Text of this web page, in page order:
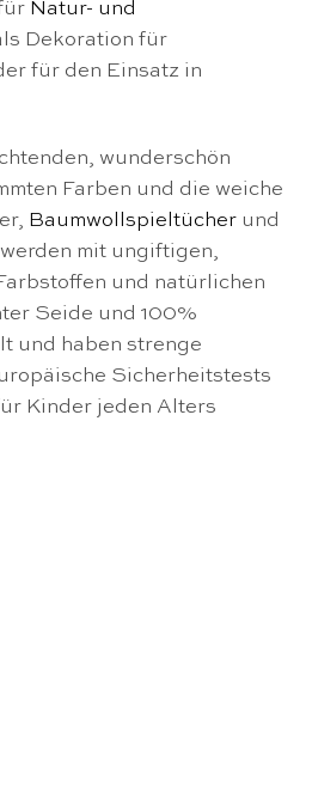
Natur- und
Dekoration für
für den Einsatz in
wunderschön
Farben und die weiche
Baumwollspieltücher und
mit ungiftigen,
und natürlichen
Seide und 100%
und haben strenge
Sicherheitstests
Kinder jeden Alters